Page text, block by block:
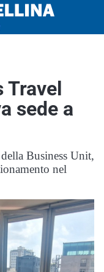
Travel
sede a
Business Unit,
nel